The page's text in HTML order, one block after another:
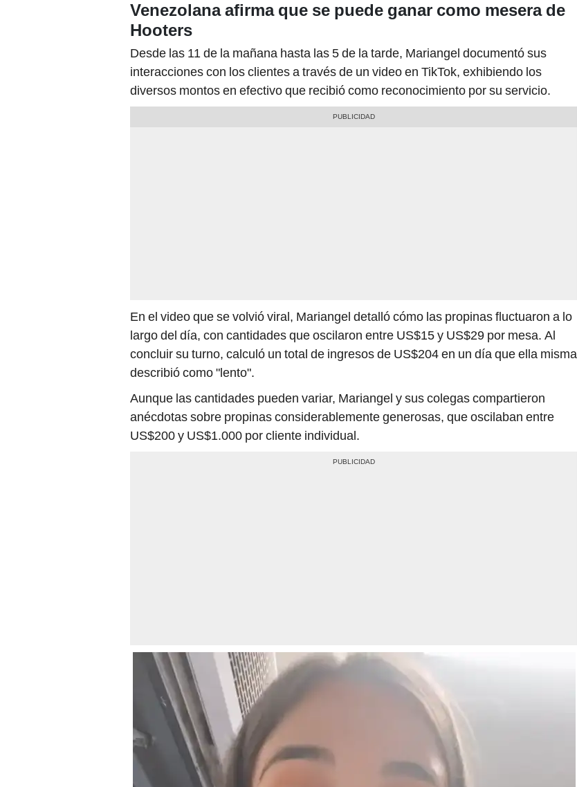
Venezolana afirma que se puede ganar como mesera de
Hooters
Desde las 11 de la mañana hasta las 5 de la tarde, Mariangel documentó sus
interacciones con los clientes a través de un video en TikTok, exhibiendo los
diversos montos en efectivo que recibió como reconocimiento por su servicio.
En el video que se volvió viral, Mariangel detalló cómo las propinas fluctuaron a lo
largo del día, con cantidades que oscilaron entre US$15 y US$29 por mesa. Al
concluir su turno, calculó un total de ingresos de US$204 en un día que ella misma
describió como "lento".
Aunque las cantidades pueden variar, Mariangel y sus colegas compartieron
anécdotas sobre propinas considerablemente generosas, que oscilaban entre
US$200 y US$1.000 por cliente individual.